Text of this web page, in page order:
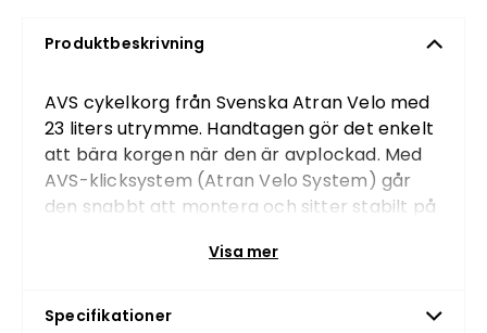
Produktbeskrivning
AVS cykelkorg från Svenska Atran Velo med
23 liters utrymme. Handtagen gör det enkelt
att bära korgen när den är avplockad. Med
AVS-klicksystem (Atran Velo System) går
den snabbt att montera och sitter stabilt på
Evobike krävs det att du kompletterar med
Visa mer
Specifikationer